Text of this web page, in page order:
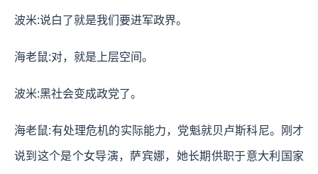
波米:说白了就是我们要进军政界。
海老鼠:对，就是上层空间。
波米:黑社会变成政党了。
海老鼠:有处理危机的实际能力，党魁就贝卢斯科尼。刚才
说到这个是个女导演，萨宾娜，她长期供职于意大利国家